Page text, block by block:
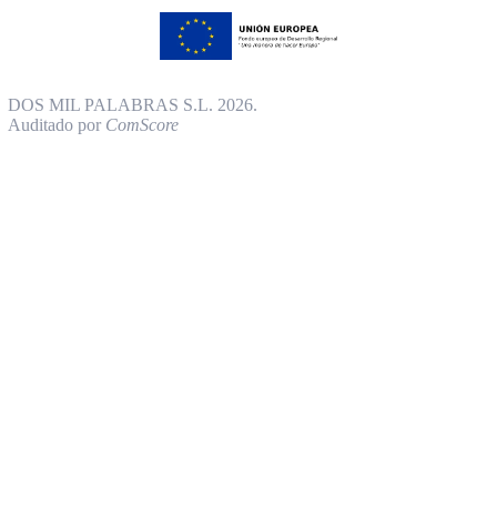
DOS MIL PALABRAS S.L. 2026.
Auditado por ComScore